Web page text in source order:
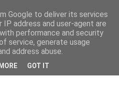
Google to deliver its services
IP address and user-agent are
performance and security
service, generate usage
address abuse.
GOT IT